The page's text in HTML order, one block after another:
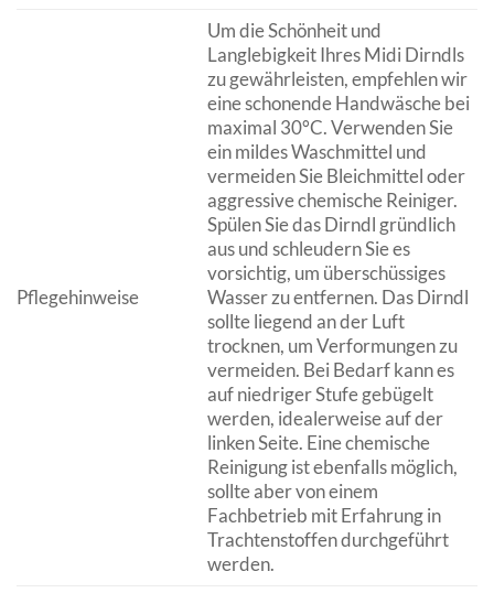
Pflegehinweise
Um die Schönheit und
Langlebigkeit Ihres Midi Dirndls
zu gewährleisten, empfehlen wir
eine schonende Handwäsche bei
maximal 30°C. Verwenden Sie
ein mildes Waschmittel und
vermeiden Sie Bleichmittel oder
aggressive chemische Reiniger.
Spülen Sie das Dirndl gründlich
aus und schleudern Sie es
vorsichtig, um überschüssiges
Wasser zu entfernen. Das Dirndl
sollte liegend an der Luft
trocknen, um Verformungen zu
vermeiden. Bei Bedarf kann es
auf niedriger Stufe gebügelt
werden, idealerweise auf der
linken Seite. Eine chemische
Reinigung ist ebenfalls möglich,
sollte aber von einem
Fachbetrieb mit Erfahrung in
Trachtenstoffen durchgeführt
werden.